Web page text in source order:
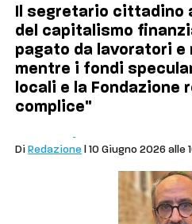
Il segretario
del capitalismo
pagato da lavoratori
mentre i fondi
locali e la Fondazione
complice"
Di Redazione | 10 Giugno 2026 alle